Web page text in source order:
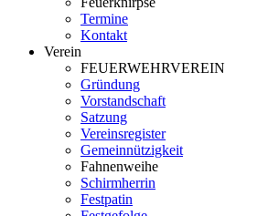
Termine
Kontakt
Verein
FEUERWEHRVEREIN
Gründung
Vorstandschaft
Satzung
Vereinsregister
Gemeinnützigkeit
Fahnenweihe
Schirmherrin
Festpatin